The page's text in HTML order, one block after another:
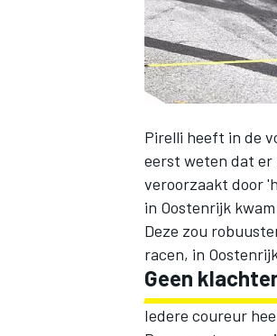
WEC
Pirelli heeft in de
eerst weten dat er
veroorzaakt door
in Oostenrijk
Deze zou
racen, in
Geen
Iedere coureur